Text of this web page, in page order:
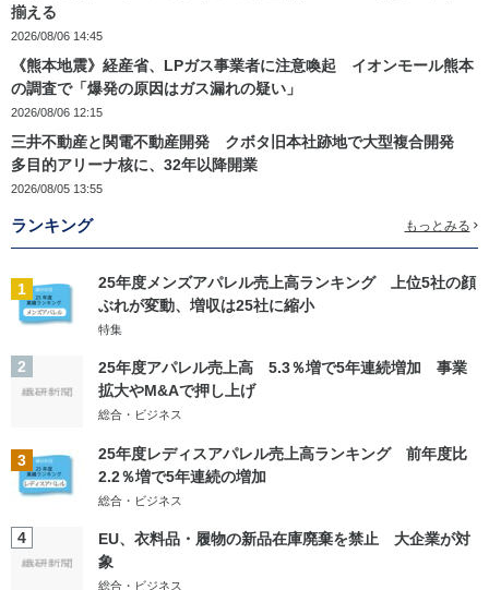
揃える
2026/08/06 14:45
《熊本地震》経産省、LPガス事業者に注意喚起 イオンモール熊本
の調査で「爆発の原因はガス漏れの疑い」
2026/08/06 12:15
三井不動産と関電不動産開発 クボタ旧本社跡地で大型複合開発
多目的アリーナ核に、32年以降開業
2026/08/05 13:55
ランキング もっとみる
1
25年度メンズアパレル売上高ランキング 上位5社の顔
ぶれが変動、増収は25社に縮小
特集
2
25年度アパレル売上高 5.3％増で5年連続増加 事業
拡大やM&Aで押し上げ
総合・ビジネス
3
25年度レディスアパレル売上高ランキング 前年度比
2.2％増で5年連続の増加
総合・ビジネス
4
EU、衣料品・履物の新品在庫廃棄を禁止 大企業が対
象
総合・ビジネス